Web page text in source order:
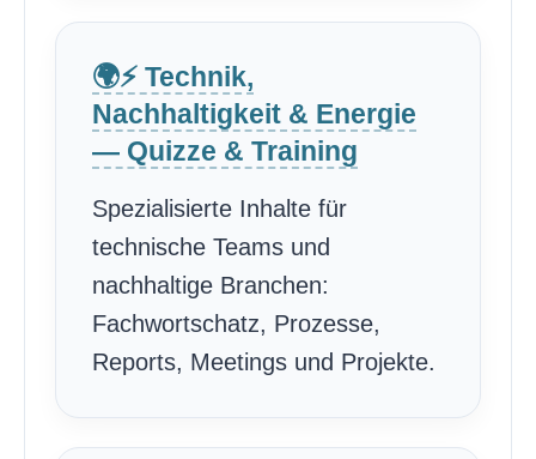
🌍⚡ Technik,
Nachhaltigkeit & Energie
— Quizze & Training
Spezialisierte Inhalte für
technische Teams und
nachhaltige Branchen:
Fachwortschatz, Prozesse,
Reports, Meetings und Projekte.